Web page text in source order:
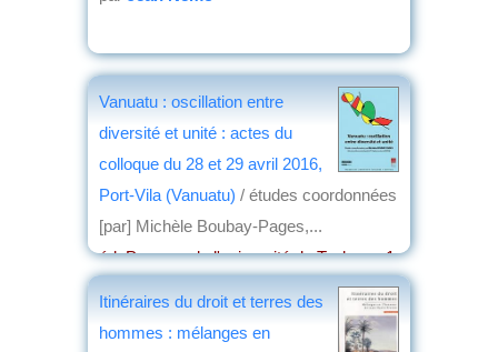
Vanuatu : oscillation entre
diversité et unité : actes du
colloque du 28 et 29 avril 2016,
Port-Vila (Vanuatu) / études coordonnées
[par] Michèle Boubay-Pages,...
éd. Presses de l'université de Toulouse 1
Itinéraires du droit et terres des
hommes : mélanges en